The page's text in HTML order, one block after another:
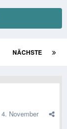
NÄCHSTE
4. November